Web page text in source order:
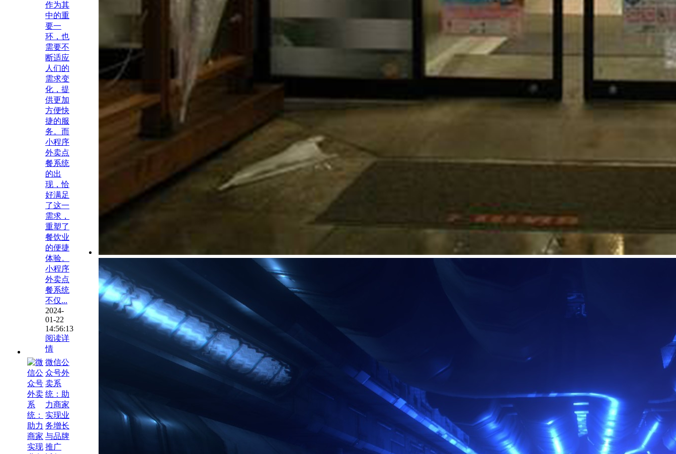
作为其
中的重
要一
环，也
需要不
断适应
人们的
需求变
化，提
供更加
方便快
捷的服
务。而
小程序
外卖点
餐系统
的出
现，恰
好满足
了这一
需求，
重塑了
餐饮业
的便捷
体验。
小程序
外卖点
餐系统
不仅...
2024-
01-22
14:56:13
阅读详
情
微信公
众号外
卖系
统：助
力商家
实现业
务增长
与品牌
推广